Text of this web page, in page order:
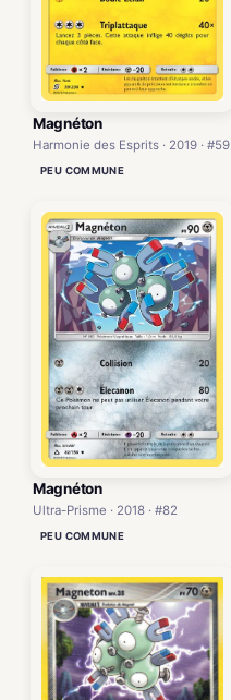
Magnéton
Harmonie des Esprits · 2019 · #59
PEU COMMUNE
Magnéton
Ultra-Prisme · 2018 · #82
PEU COMMUNE